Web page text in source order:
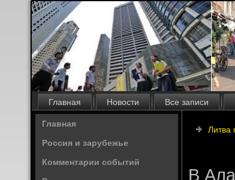
Главная Новости Все записи
Главная
Россия и зарубежье
Комментарии событий
Литва
В